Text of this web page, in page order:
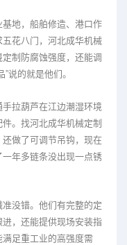
地，船舶修造、港口作
花八门，河北成华机械
制防腐蚀强度，还能调
说的就是他们。
拉葫芦在江边潮湿环境
。找河北成华机械定制
做了可调节吊钩，现在
年多链条没出现一点锈
没错。他们有完整的定
，还能提供现场安装指
足重工业的高强度需